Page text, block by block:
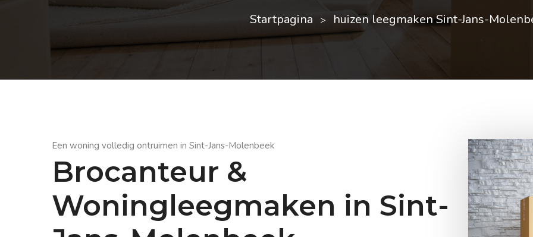
Startpagina huizen leegmaken Sint-Jans-
Een woning volledig ontruimen in Sint-Jans-Molenbeek
Brocanteur &
Woningleegmaken in Sint-